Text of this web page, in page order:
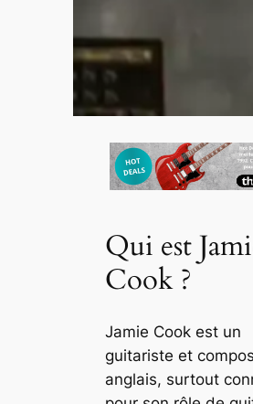
Qui est
Cook ?
Jamie Cook est un
guitariste et
anglais, surtout